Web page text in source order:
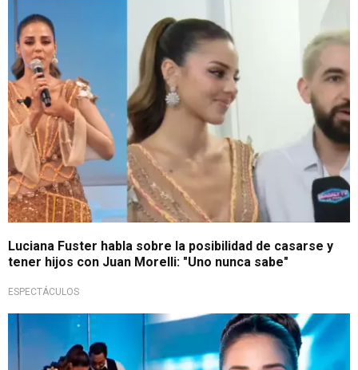
Luciana Fuster habla sobre la posibilidad de casarse y
tener hijos con Juan Morelli: "Uno nunca sabe"
ESPECTÁCULOS
Nueva etapa profesional